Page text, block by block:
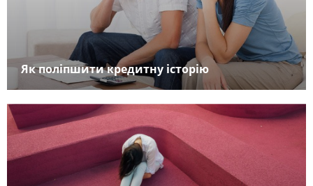
Як поліпшити кредитну історію